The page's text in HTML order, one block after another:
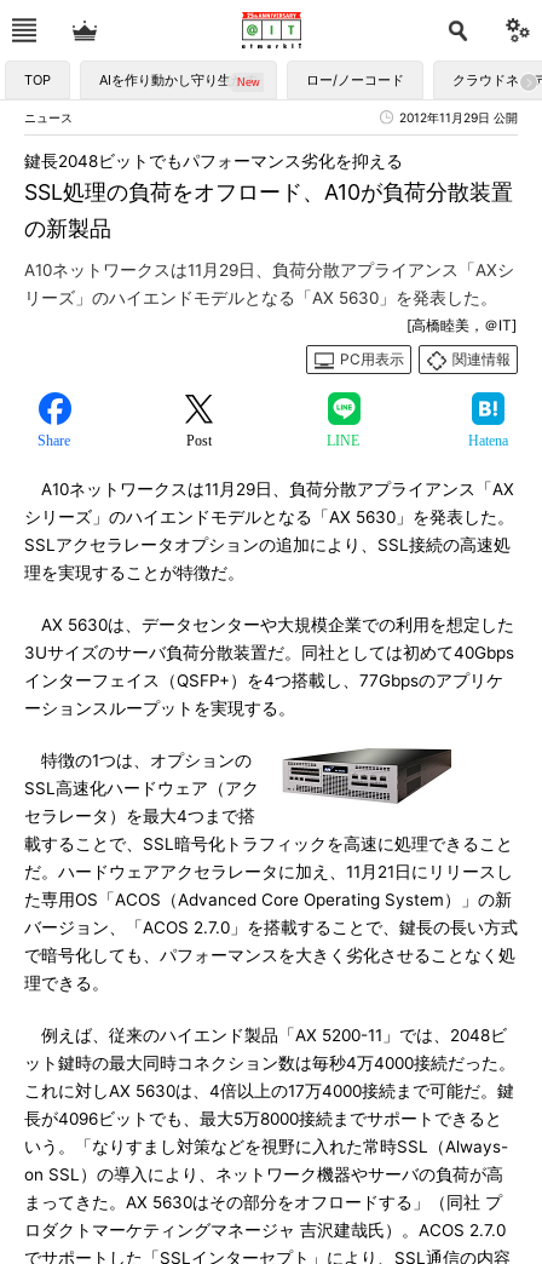
TOP AIを作り動かし守り生かす ロー/ノーコード クラウドネイ
ニュース 2012年11月29日 公開
SSL処理の負荷をオフロード、A10が負荷分散装置
の新製品
鍵長2048ビットでもパフォーマンス劣化を抑える
A10ネットワークスは11月29日、負荷分散アプライアンス「AXシ
リーズ」のハイエンドモデルとなる「AX 5630」を発表した。
[高橋睦美，＠IT]
PC用表示
関連情報
Share Post LINE Hatena
A10ネットワークスは11月29日、負荷分散アプライアンス「AX
シリーズ」のハイエンドモデルとなる「AX 5630」を発表した。
SSLアクセラレータオプションの追加により、SSL接続の高速処
理を実現することが特徴だ。
AX 5630は、データセンターや大規模企業での利用を想定した
3Uサイズのサーバ負荷分散装置だ。同社としては初めて40Gbps
インターフェイス（QSFP+）を4つ搭載し、77Gbpsのアプリケ
ーションスループットを実現する。
特徴の1つは、オプションの
SSL高速化ハードウェア（アク
セラレータ）を最大4つまで搭
載することで、SSL暗号化トラフィックを高速に処理できること
だ。ハードウェアアクセラレータに加え、11月21日にリリースし
た専用OS「ACOS（Advanced Core Operating System）」の新
バージョン、「ACOS 2.7.0」を搭載することで、鍵長の長い方式
で暗号化しても、パフォーマンスを大きく劣化させることなく処
理できる。
例えば、従来のハイエンド製品「AX 5200-11」では、2048ビ
ット鍵時の最大同時コネクション数は毎秒4万4000接続だった。
これに対しAX 5630は、4倍以上の17万4000接続まで可能だ。鍵
長が4096ビットでも、最大5万8000接続までサポートできると
いう。「なりすまし対策などを視野に入れた常時SSL（Always-
on SSL）の導入により、ネットワーク機器やサーバの負荷が高
まってきた。AX 5630はその部分をオフロードする」（同社 プ
ロダクトマーケティングマネージャ 吉沢建哉氏）。ACOS 2.7.0
でサポートした「SSLインターセプト」により、SSL通信の内容